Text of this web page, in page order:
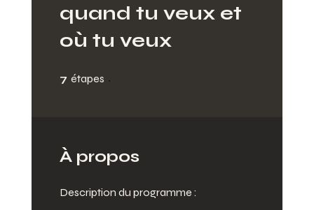
quand tu veux et
où tu veux
7 étapes
À propos
Description du programme :